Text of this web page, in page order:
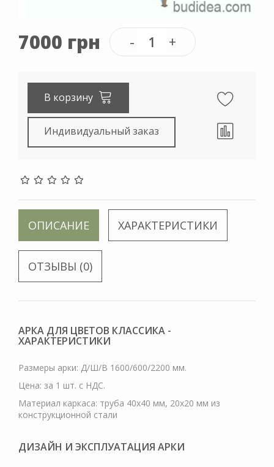
7000 грн
В корзину
Индивидуальный заказ
ОПИСАНИЕ ХАРАКТЕРИСТИКИ
ОТЗЫВЫ (0)
АРКА ДЛЯ ЦВЕТОВ КЛАССИКА -
ХАРАКТЕРИСТИКИ
Размеры арки: Д/Ш/В 1600/600/2200 мм.
Цена: за 1 шт. с НДС.
Материал каркаса: труба 40х40 мм, 20х20 мм из
конструкционной стали
ДИЗАЙН И ЭКСПЛУАТАЦИЯ АРКИ